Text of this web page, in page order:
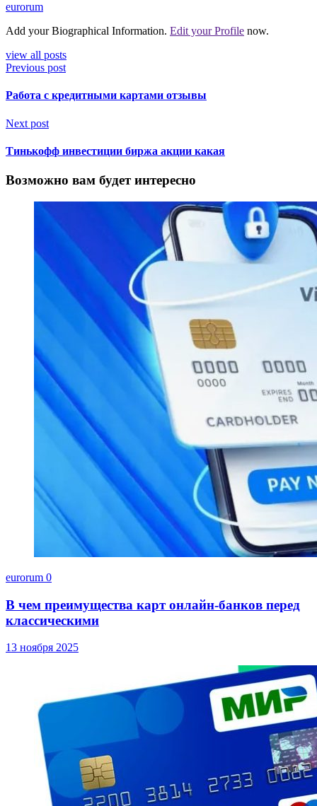
eurorum
Add your Biographical Information. Edit your Profile now.
view all posts
Previous post
Работа с кредитными картами отзывы
Next post
Тинькофф инвестиции биржа акции какая
Возможно вам будет интересно
eurorum 0
В чем преимущества карт онлайн-банков перед
классическими
13 ноября 2025